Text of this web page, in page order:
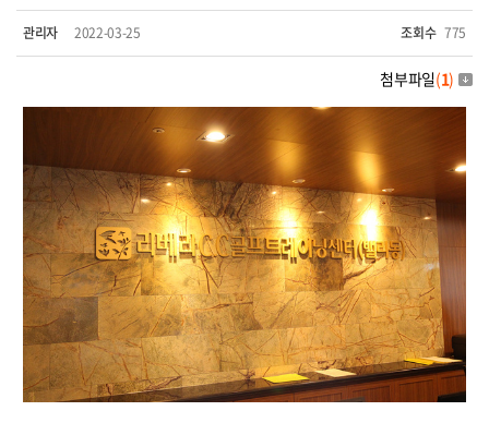
관리자 2022-03-25 조회수 775
첨부파일(1)